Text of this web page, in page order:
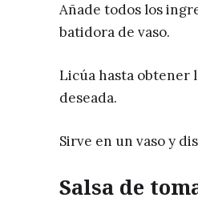
Añade todos los
batidora de vaso.
Licúa hasta obtener
deseada.
Sirve en un vaso y
Salsa de